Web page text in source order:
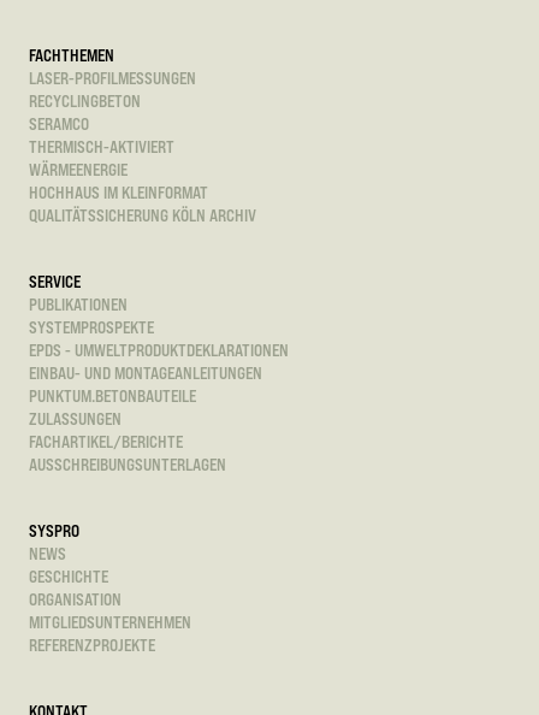
FACHTHEMEN
LASER-PROFILMESSUNGEN
RECYCLINGBETON
SERAMCO
THERMISCH-AKTIVIERT
WÄRMEENERGIE
HOCHHAUS IM KLEINFORMAT
QUALITÄTSSICHERUNG KÖLN ARCHIV
SERVICE
PUBLIKATIONEN
SYSTEMPROSPEKTE
EPDS - UMWELTPRODUKTDEKLARATIONEN
EINBAU- UND MONTAGEANLEITUNGEN
PUNKTUM.BETONBAUTEILE
ZULASSUNGEN
FACHARTIKEL/BERICHTE
AUSSCHREIBUNGSUNTERLAGEN
SYSPRO
NEWS
GESCHICHTE
ORGANISATION
MITGLIEDSUNTERNEHMEN
REFERENZPROJEKTE
KONTAKT